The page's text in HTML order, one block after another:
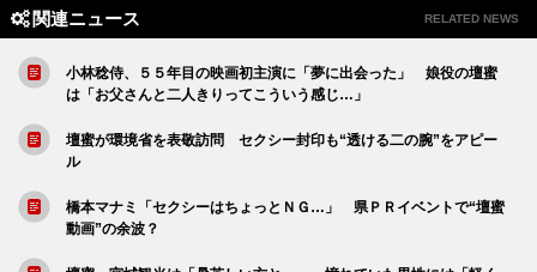
関連ニュース RELATED NEWS
小林稔侍、５５年目の映画初主演に「夢に出会った」 娘役の壇蜜
は「お父さんと二人きりってこういう感じ…」
壇蜜が環境省を表敬訪問 セクシー封印も“透ける二の腕”をアピー
ル
橋本マナミ「セクシーはちょっとＮＧ…」 県ＰＲイベントで“壇蜜
動画”の余波？